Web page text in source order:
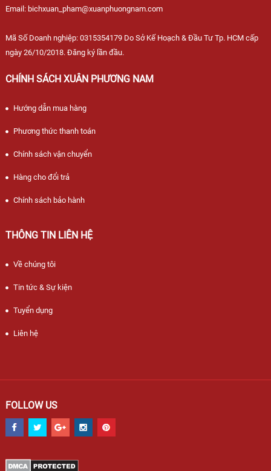
Email: bichxuan_pham@xuanphuongnam.com
Mã Số Doanh nghiệp: 0315354179 Do Sở Kế Hoạch & Đầu Tư Tp. HCM cấp
ngày 26/10/2018. Đăng ký lần đầu.
CHÍNH SÁCH XUÂN PHƯƠNG NAM
Hướng dẫn mua hàng
Phương thức thanh toán
Chính sách vận chuyển
Hàng cho đổi trả
Chính sách bảo hành
THÔNG TIN LIÊN HỆ
Về chúng tôi
Tin tức & Sự kiện
Tuyển dụng
Liên hệ
FOLLOW US